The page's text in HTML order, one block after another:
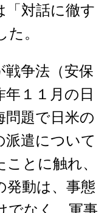
「対話に徹す
。
争法（安保
１１月の日
問題で日米の
派遣について
ことに触れ、
発動は、事態